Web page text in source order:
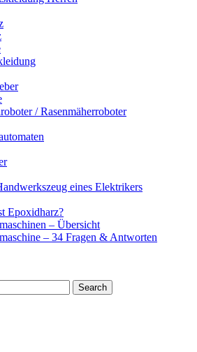
/ Rasenmäherroboter
eines Elektrikers
Epoxidharz?
– Übersicht
– 34 Fragen & Antworten
Search